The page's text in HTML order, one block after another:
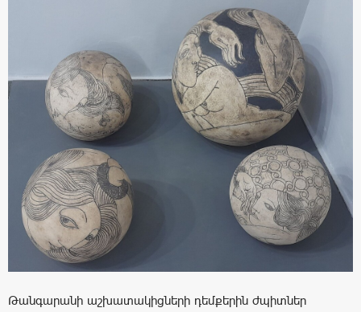
Թանգարանի աշխատակիցների դեմքերին ժպիտներ